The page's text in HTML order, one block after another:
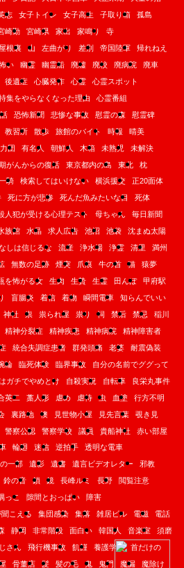
志 女子トイレ 女子高生 子取り箱
孤島
崎勤 宮崎県 家出 家鳴り
寺
屋根裏 山 左曲がり 差別 帝国陸軍
帰れねえ
い 幽霊 幽霊船 廃墟 廃校 廃病院
廃車
後遺症 心臓発作 心霊
心霊スポット
集をやらなくなった理由
心霊番組
恐怖新聞 悲惨な事故 慰霊の森
慰霊碑
教習所 散歩 旅館のバイト 時報
晴美
団 有名人 朝鮮人 木箱 未熟児
未解決
がんからの復活 東京都内の島 東北
枕
騎 検索してはいけない 横浜援交
正20面体
死に方が悲惨 死んだ魚みたいな目
死体
人犯が受ける心理テスト 母ちゃん
毎日新聞
族館 水晶 求人広告 池沼 池袋
沈まぬ太陽
しは信じるな 流産 浄水場 浄霊 清里
満州
無数の足跡 煙突 爪痕 牛の首 猫
猿夢
を怖がる女 生肉 生贄 生霊 田んぼ
甲府駅
盲腸炎 着信 着物 瞬間電車
知らんでいい
神社 祟 祟られ屋 祟り 祠 禁后 禁忌
稲川
精神分裂症 精神疾患 精神病院
精神障害者
統合失調症患者 群発頭痛 老婆
耐震偽装
輪 臨死体験 臨界事故
自分の名前でググって
ガチでやめとけ 自殺実況 自転車
良栄丸事件
英二 藁人形 虐め 虐待 虫 血塗
行方不明
裏路地 襖 見世物小屋 見先言葉
覗き見
警察公認 警察学校 議員 貴船神社
赤い部屋
輪廻 迷信 逆拍手
透明な電車
一部 遺影 遺書 遺言ビデオレター
邪教
鈴の音 鎖 鏡 長峰ルミ 長野
閲覧注意
っこ 隙間とおっぱい
障害
こえる
集団感染 集落 雑居ビル 電磁
電話
静岡 非常階段 面白い 韓国人 音楽室
須磨
さん 飛行機事故 飢饉 養護学校
首だけの
骨董店 髪 髪の毛 鬼 鬼門 魔漏 魔除け